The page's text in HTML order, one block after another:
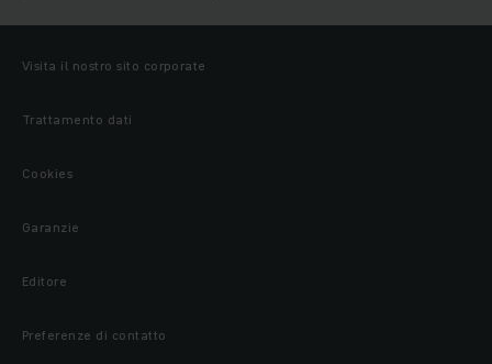
Visita il nostro sito corporate
Trattamento dati
Cookies
Garanzie
Editore
Preferenze di contatto